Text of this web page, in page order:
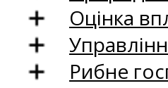
Оцінка
Рибне